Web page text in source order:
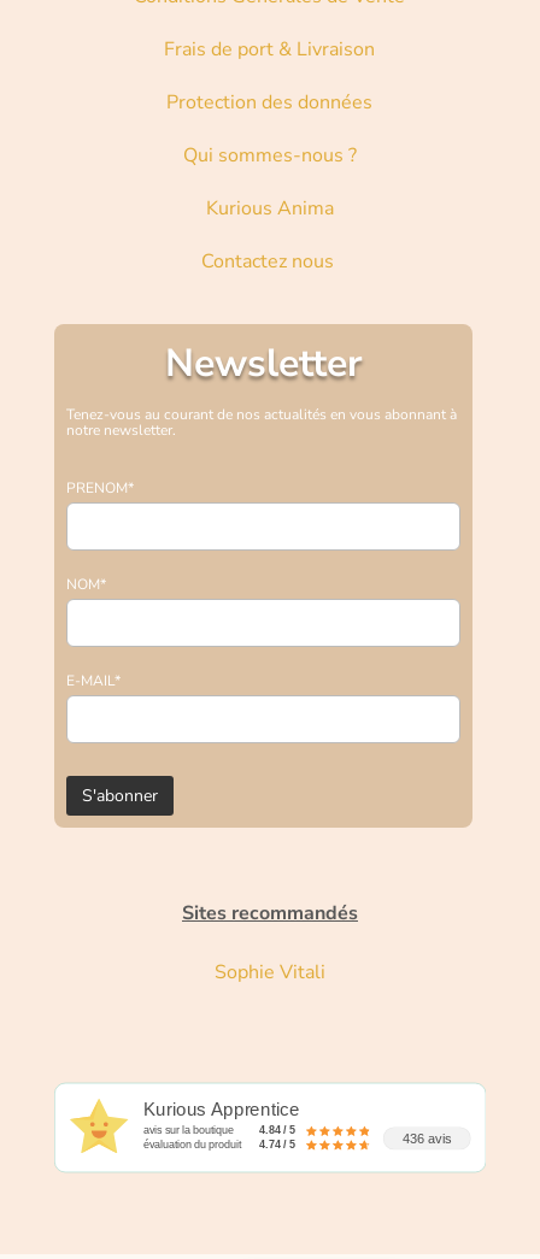
Frais de port & Livraison
Protection des données
Qui sommes-nous ?
Kurious Anima
Contactez nous
Newsletter
Tenez-vous au courant de nos actualités en vous abonnant à
notre newsletter.
PRENOM*
NOM*
E-MAIL*
Sites recommandés
Sophie Vitali
Kurious Apprentice
avis sur la boutique 4.84 / 5
évaluation du produit 4.74 / 5 436 avis